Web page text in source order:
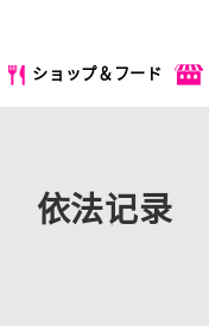
ショップ＆フード
依法记录